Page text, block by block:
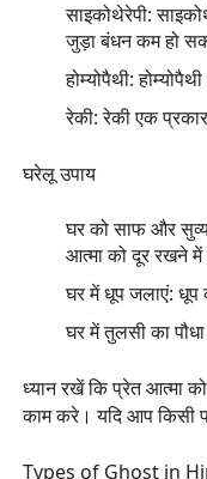
साइकोथेरेपी:
जुड़ा बंधन कम हो
होम्योपैथी:
रेकी:रेकी एक
घरेलू उपाय
घर को साफ और
आत्मा को दूर रखने
घर में धूप जलाएं: धूप
घर में तुलसी का
ध्यान रखें कि प्रेत आत्मा
काम करे। यदि आप किसी
Types of Ghost in